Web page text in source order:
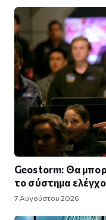
Geostorm: Θα
το σύστημα
7 Αυγούστου 2026